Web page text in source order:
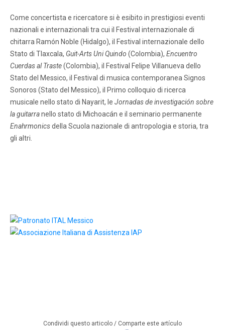
Come concertista e ricercatore si è esibito in prestigiosi eventi
nazionali e internazionali tra cui il Festival internazionale di
chitarra Ramón Noble (Hidalgo), il Festival internazionale dello
Stato di Tlaxcala, Guit-Arts Uni Quindo (Colombia), Encuentro
Cuerdas al Traste(Colombia), il Festival Felipe Villanueva dello
Stato del Messico, il Festival di musica contemporanea Signos
Sonoros (Stato del Messico), il Primo colloquio di ricerca
musicale nello stato di Nayarit, le Jornadas de investigación sobre
la guitarranello stato di Michoacán e il seminario permanente
Enahrmonicsdella Scuola nazionale di antropologia e storia, tra
gli altri.
Condividi questo articolo / Comparte este artículo